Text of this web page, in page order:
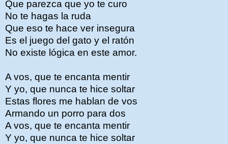
Que parezca que yo te curo
No te hagas la ruda
Que eso te hace ver insegura
Es el juego del gato y el ratón
No existe lógica en este amor.
A vos, que te encanta mentir
Y yo, que nunca te hice soltar
Estas flores me hablan de vos
Armando un porro para dos
A vos, que te encanta mentir
Y yo, que nunca te hice soltar